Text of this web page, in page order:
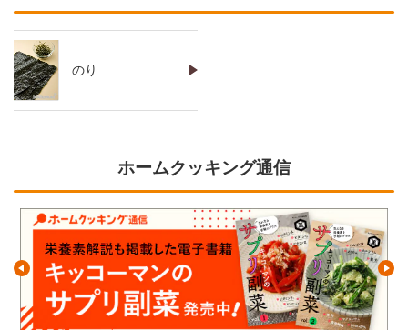
のり
ホームクッキング通信